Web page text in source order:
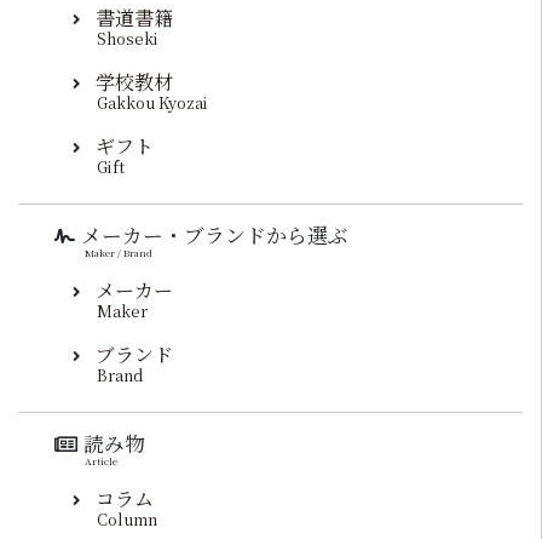
書道書籍
Shoseki
学校教材
Gakkou Kyozai
ギフト
Gift
メーカー・ブランドから選ぶ
Maker / Brand
メーカー
Maker
ブランド
Brand
読み物
Article
コラム
Column